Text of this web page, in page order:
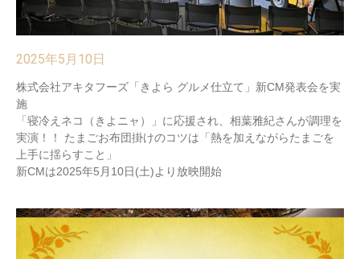
2025年5月10日
株式会社アキタフーズ「きよら グルメ仕立て」新CM発表会を実
施
「寝冷えネコ（きよニャ）」に応援され、相葉雅紀さんが調理を
実演！！ たまごお布団掛けのコツは「熱を加えながらたまごを
上手に揺らすこと」
新CMは2025年5月10日(土)より放映開始